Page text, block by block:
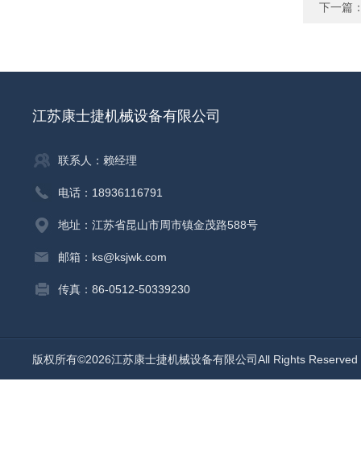
下一篇
江苏康士捷机械设备有限公司
联系人：赖经理
电话：18936116791
地址：江苏省昆山市周市镇金茂路588号
邮箱：ks@ksjwk.com
传真：86-0512-50339230
版权所有©2026江苏康士捷机械设备有限公司All Rights